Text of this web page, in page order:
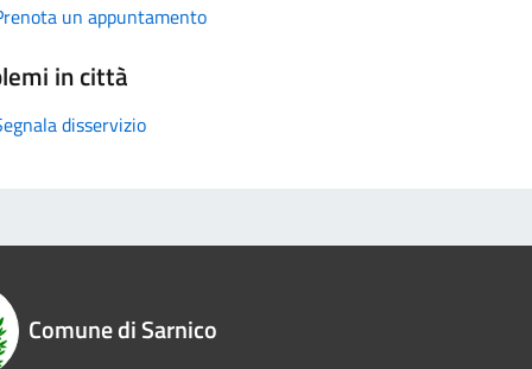
un appuntamento
in città
disservizio
Comune di Sarnico